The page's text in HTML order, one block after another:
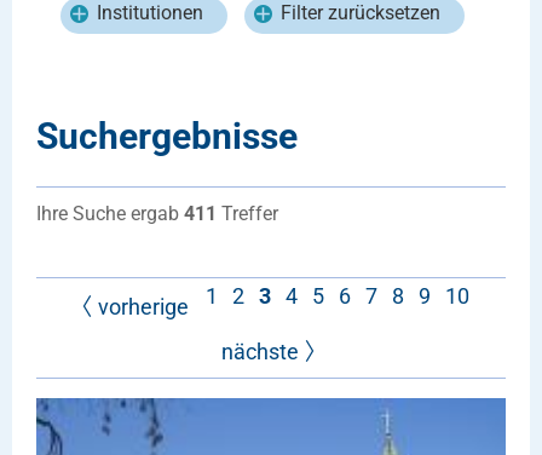
Institutionen Filter zurücksetzen
Suchergebnisse
Ihre Suche ergab 411 Treffer
vorherige 1 2 3 4 5 6 7 8 9 10
nächste